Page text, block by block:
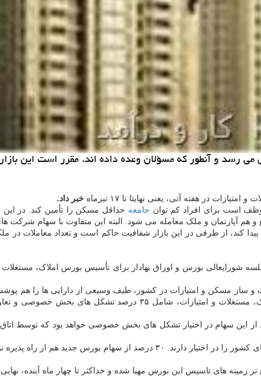
در هفته آتی، یعنی نهایتا تا ۱۷ تیرماه
خبر داد.
جامعه حداقل مسکن را تأمین کند. در
و هم آپارتمان و ملک معامله می شود. البته این متفاوت با سهام شرکت
از طرفی در این بازار شفافیت حاکم است و تعداد معاملات
و اوراق بهادار - از مصوبه ۱۸۷ جلسه شورایعالی بورس و اوراق بهادار برای تأسیس بورس
ساز مسکن و امتیازات در کشور، طیف وسیعی از دارایی ها را هم
مقرر شد که سه گروه سهامداری در این بورس بعنوان سهامداران مشارکت داشته باشند و ۳۵ درصد از این سهام در اختیار تشکل های بخش
۳۵ درصد گروه سهامداری هم مربوط به نهادهای عمومی دولتی و غیر دولتی است که مالکیت بخش عمده ای از زمین های کشور را
های تاسیس این بورس مهیا شده و حداکثر تا چهار ماه آینده،